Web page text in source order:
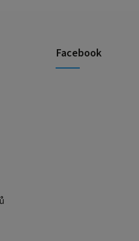
Facebook